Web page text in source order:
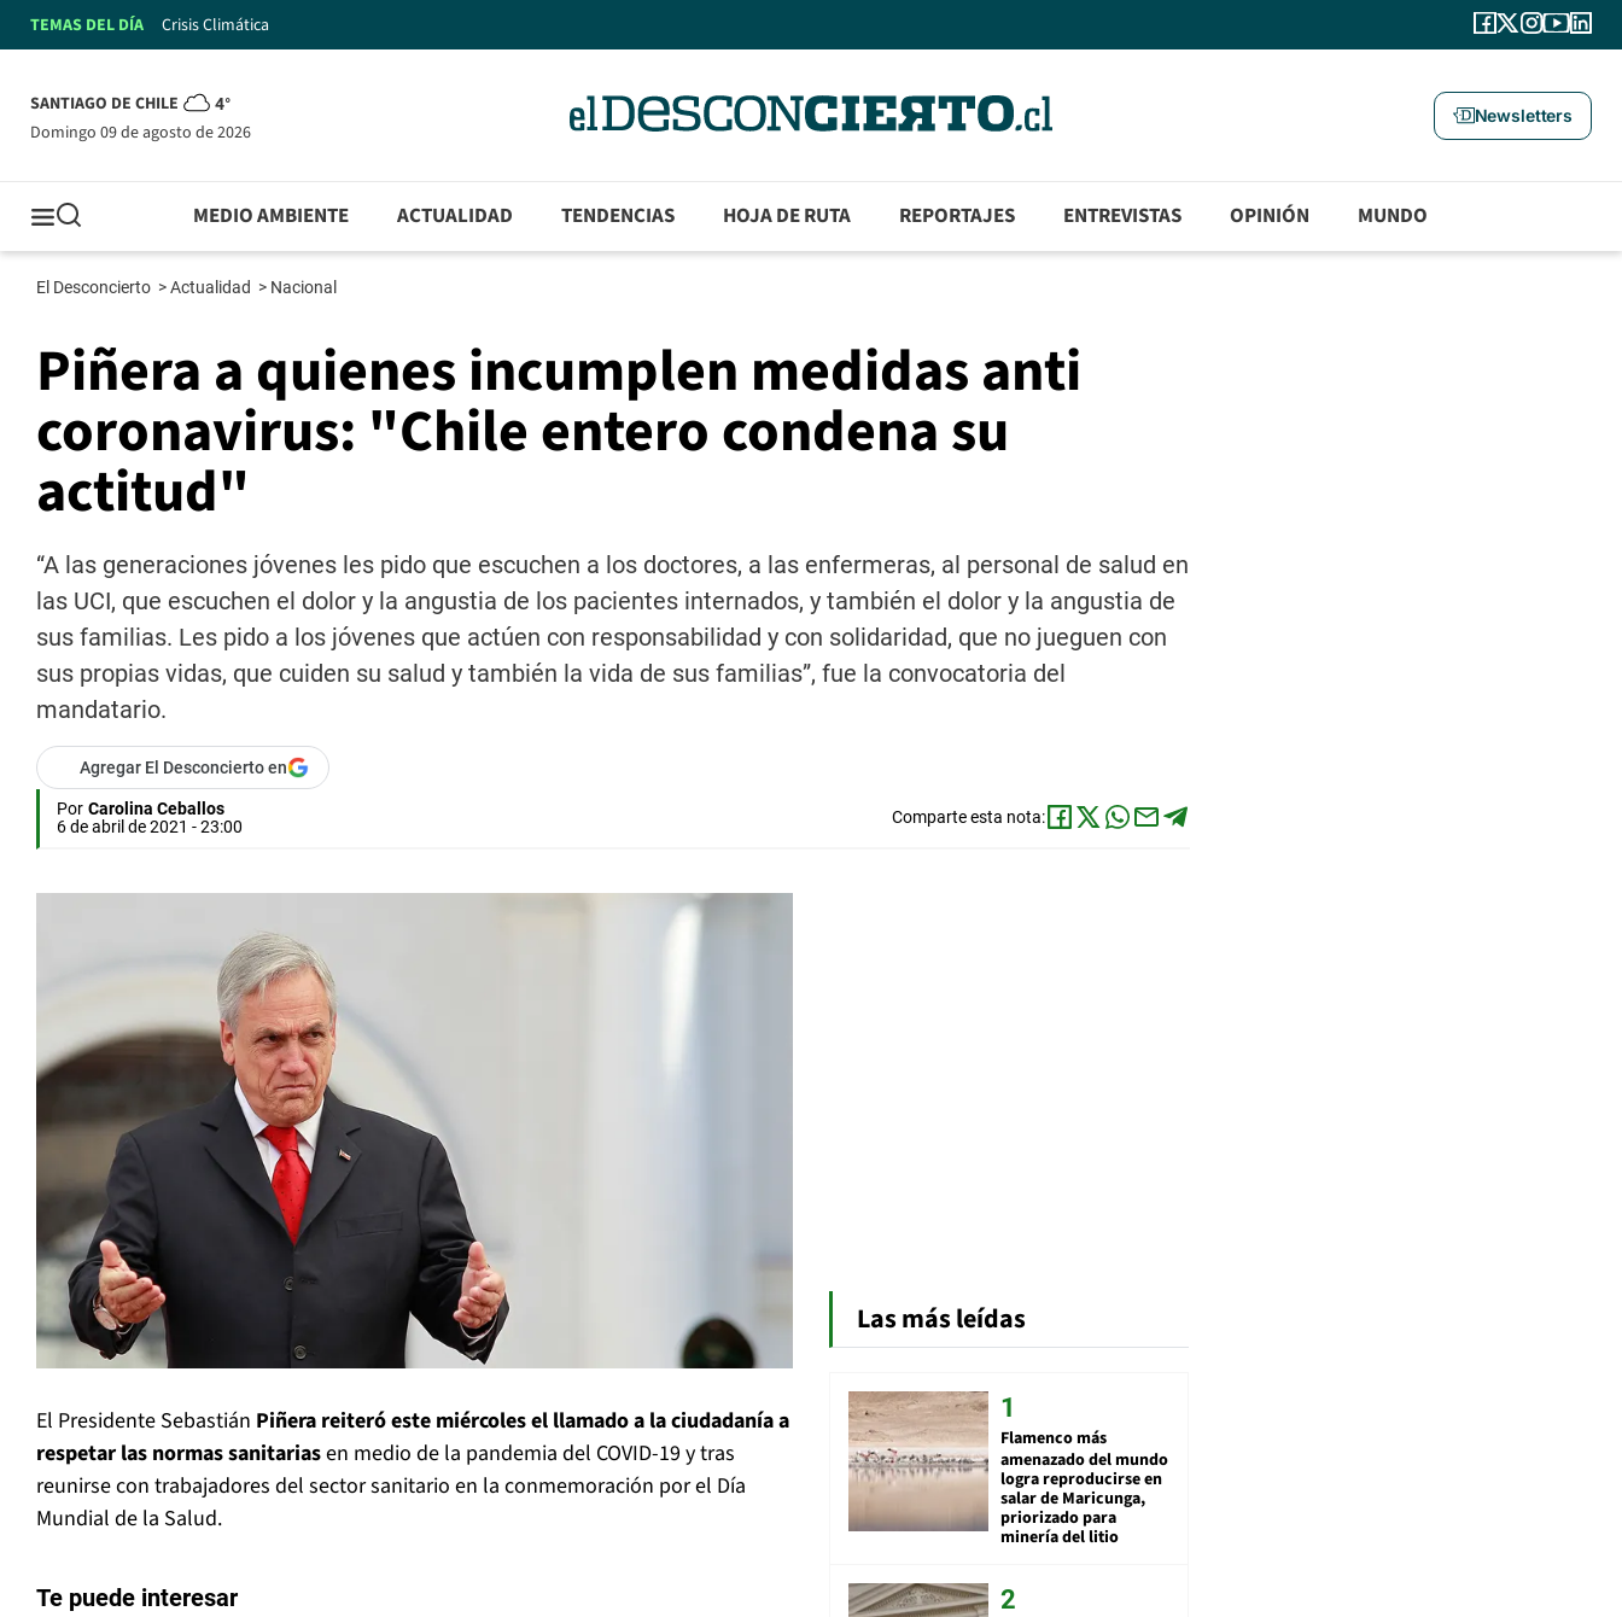
TEMAS DEL DÍA Crisis Climática
SANTIAGO DE CHILE 4°
domingo 09 de agosto de 2026
Newsletters
MEDIO AMBIENTE ACTUALIDAD TENDENCIAS HOJA DE RUTA REPORTAJES ENTREVISTAS OPINIÓN MUNDO
El Desconcierto >Actualidad > Nacional
Piñera a quienes incumplen medidas anti
coronavirus: "Chile entero condena su
actitud"
“A las generaciones jóvenes les pido que escuchen a los doctores, a las enfermeras, al personal de salud en
las UCI, que escuchen el dolor y la angustia de los pacientes internados, y también el dolor y la angustia de
sus familias. Les pido a los jóvenes que actúen con responsabilidad y con solidaridad, que no jueguen con
sus propias vidas, que cuiden su salud y también la vida de sus familias”, fue la convocatoria del
mandatario.
Agregar El Desconcierto en
Por Carolina Ceballos
6 de abril de 2021 - 23:00
Comparte esta nota:
El Presidente Sebastián Piñera reiteró este miércoles el llamado a la ciudadanía a
respetar las normas sanitariasen medio de la pandemia del COVID-19 y tras
reunirse con trabajadores del sector sanitario en la conmemoración por el Día
Mundial de la Salud.
Te puede interesar
Las más leídas
Flamenco más
amenazado del mundo
logra reproducirse en
salar de Maricunga,
priorizado para
minería del litio